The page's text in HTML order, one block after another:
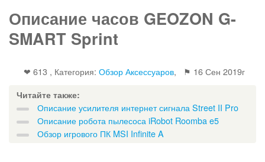
Описание часов GEOZON G-
SMART Sprint
❤ 613 , Категория: Обзор Аксессуаров, ⚑ 16 Сен 2019г
Читайте также:
Описание усилителя интернет сигнала Street II Pro
Описание робота пылесоса iRobot Roomba e5
Обзор игрового ПК MSI Infinite A